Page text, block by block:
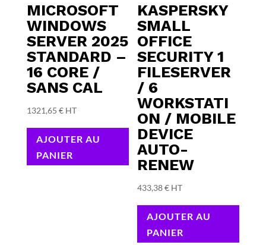
MICROSOFT
WINDOWS
SERVER 2025
STANDARD –
16 CORE /
SANS CAL
1321,65 € HT
AJOUTER AU
PANIER
KASPERSKY
SMALL
OFFICE
SECURITY 1
FILESERVER
/ 6
WORKSTATI
ON / MOBILE
DEVICE
AUTO-
RENEW
433,38€ HT
AJOUTER AU
PANIER